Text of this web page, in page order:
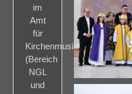
im
Amt
für
Kirchenmusik
(Bereich
NGL
und